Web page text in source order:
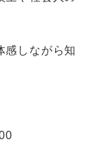
感しながら知